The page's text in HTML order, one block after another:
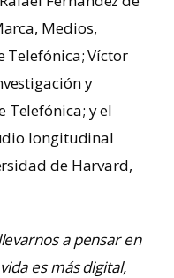
Medios,
Telefónica; Víctor
y
Telefónica; y el
longitudinal
de Harvard,
a pensar en
es más digital,